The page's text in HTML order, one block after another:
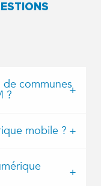
communes
?
mobile ?